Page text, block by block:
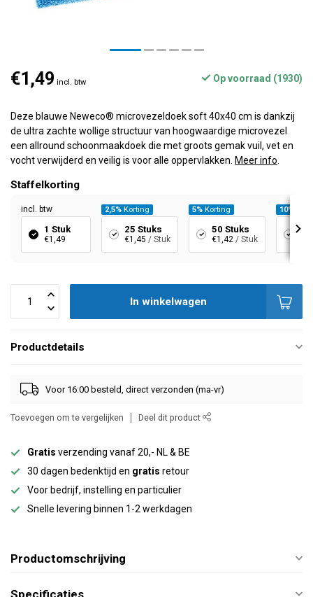
€1,49 incl. btw Op voorraad (1930)
Deze blauwe Neweco® microvezeldoek soft 40x40 cm is dankzij
de ultra zachte wollige structuur van hoogwaardige microvezel
een allround schoonmaakdoek die met groots gemak vuil, vet en
vocht verwijderd en veilig is voor alle oppervlakken. Meer info
Staffelkorting
incl. btw
1 Stuk
€1,49
2,5% Korting
25 Stuks
€1,45 / Stuk
5% Korting
50 Stuks
€1,42 / Stuk
10%
In winkelwagen
Productdetails
Voor 16:00 besteld, direct verzonden (ma-vr)
Toevoegen om te vergelijken Deel dit product
Gratis verzending vanaf 20,- NL & BE
30 dagen bedenktijd en gratis retour
Voor bedrijf, instelling en particulier
Snelle levering binnen 1-2 werkdagen
Productomschrijving
Specificaties